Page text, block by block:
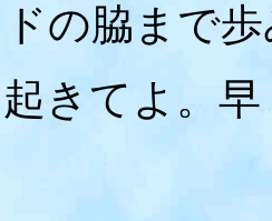
の脇まで
起きてよ。